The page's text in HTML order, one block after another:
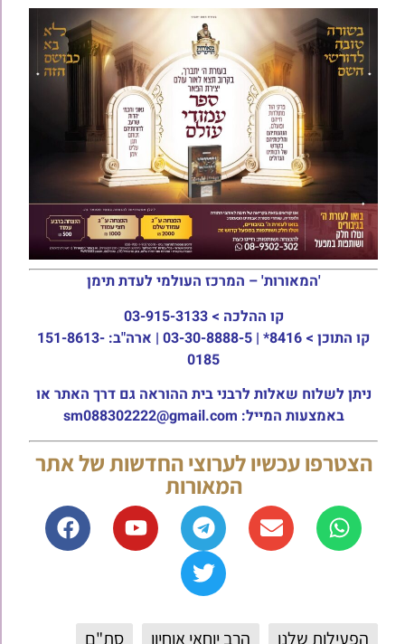
'המאורות' – המרכז העולמי לעדת תימן
קו ההלכה > 03-915-3133
קו התוכן >
8416* | 03-30-8888-5 | ארה"ב: 151-8613-
0185
ניתן לשלוח שאלות לרבני בית ההוראה גם דרך האתר או
באמצעות המייל: sm088302222@gmail.com
הצטרפו עכשיו לערוצי החדשות של אתר
המאורות
הפעילות שלנו הרב יוחאי אוחיון סת"ם